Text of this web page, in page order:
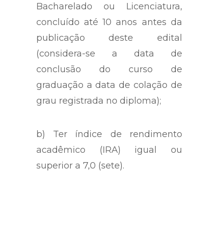
Bacharelado ou Licenciatura,
concluído até 10 anos antes da
publicação deste edital
(considera-se a data de
conclusão do curso de
graduação a data de colação de
grau registrada no diploma);
b) Ter índice de rendimento
acadêmico (IRA) igual ou
superior a 7,0 (sete).